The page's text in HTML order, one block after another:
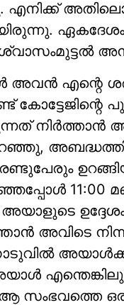
എനിക്ക്
ഏകദേശം
ശ്വാസംമുട്ടല്‍
അവന്‍ എന്റെ
നിര്‍ത്താന്‍
11:00
അവിടെ
ഒരു